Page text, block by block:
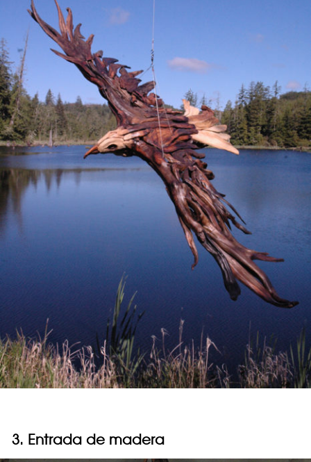
3. Entrada de madera